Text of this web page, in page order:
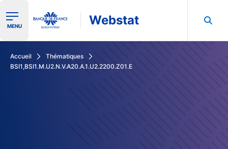
Ouvrir le menu de navigation
MENU Webstat
Accueil
Thématiques
BSI1,BSI1.M.U2.N.V.A20.A.1.U2.2200.Z01.E